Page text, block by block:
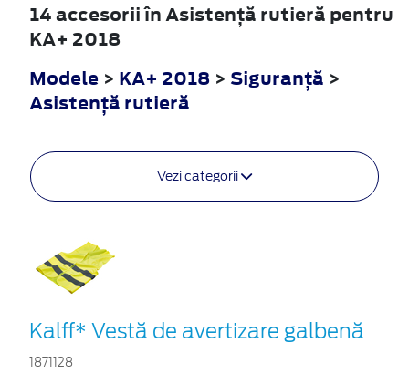
14 accesorii în Asistenţă rutieră pentru
KA+ 2018
Modele > KA+ 2018 > Siguranţă >
Asistenţă rutieră
Vezi categorii
Kalff* Vestă de avertizare galbenă
1871128